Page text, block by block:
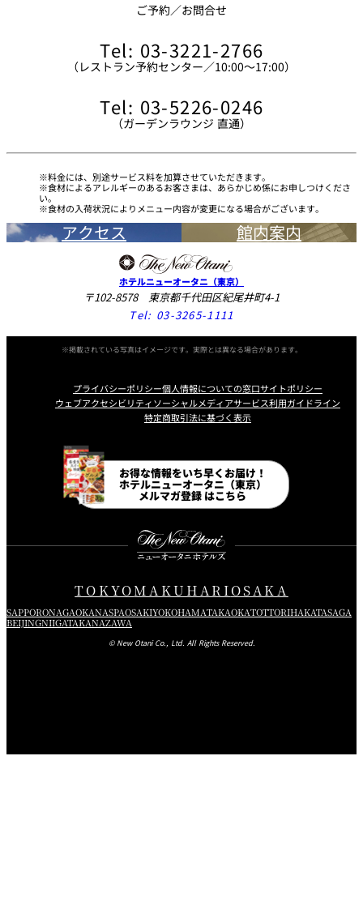
ご予約／お問合せ
Tel: 03-3221-2766
（レストラン予約センター／10:00～17:00）
Tel: 03-5226-0246
（ガーデンラウンジ 直通）
料金には、別途サービス料を加算させていただきます。
食材によるアレルギーのあるお客さまは、あらかじめ係にお申しつけくださ
い。
食材の入荷状況によりメニュー内容が変更になる場合がございます。
アクセス 館内案内
ホテルニューオータニ（東京）
〒102-8578 東京都千代田区紀尾井町4-1
Tel: 03-3265-1111
※掲載されている写真はイメージです。実際とは異なる場合があります。
プライバシーポリシー個人情報についての窓口サイトポリシー
ウェブアクセシビリティソーシャルメディアサービス利用ガイドライン
特定商取引法に基づく表示
お得な情報をいち早くお届け！
ホテルニューオータニ（東京）
メルマガ登録 はこちら
TOKYOMAKUHARIOSAKA
SAPPORONAGAOKANASPAOSAKIYOKOHAMATAKAOKATOTTORIHAKATASAGA
BEIJINGNIIGATAKANAZAWA
© New Otani Co., Ltd. All Rights Reserved.